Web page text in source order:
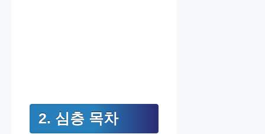
2. 심층 목차